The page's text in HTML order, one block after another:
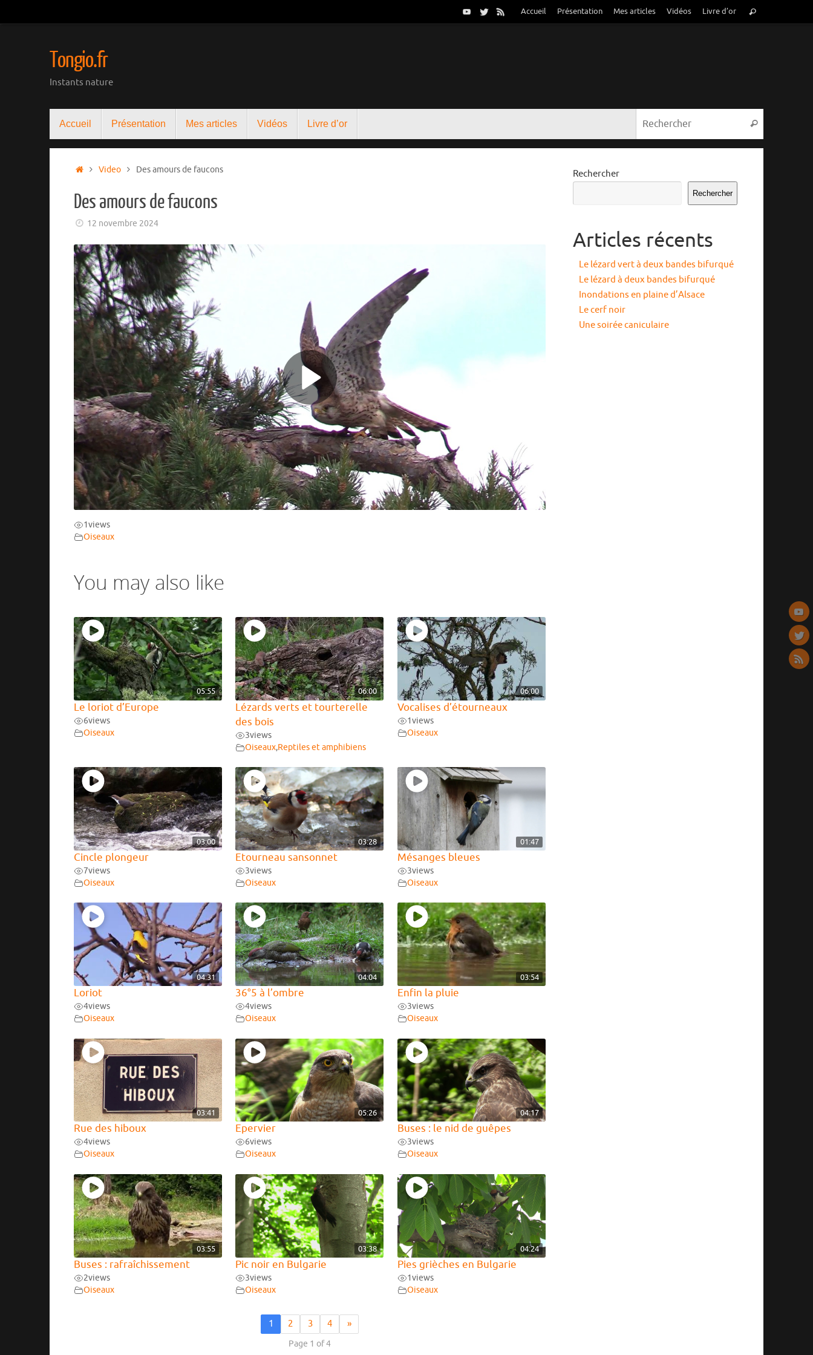
au
Accueil Présentation Mes articles Vidéos Livre d’or
pour
Rechercher
Tongio.fr
Instants nature
contenu
Accueil Présentation Mes articles Vidéos Livre d’or Rechercher
Accueil
Video Des amours de faucons
Des amours de faucons
12 novembre 2024
1views
Oiseaux
You may also like
05:55
Le loriot d’Europe
6views
Oiseaux
06:00
Lézards verts et tourterelle
des bois
3views
Oiseaux,Reptiles et amphibiens
06:00
Vocalises d’étourneaux
1views
Oiseaux
03:00
Cincle plongeur
7views
Oiseaux
03:28
Etourneau sansonnet
3views
Oiseaux
01:47
Mésanges bleues
3views
Oiseaux
04:31
Loriot
4views
Oiseaux
04:04
36°5 à l’ombre
4views
Oiseaux
03:54
Enfin la pluie
3views
Oiseaux
03:41
Rue des hiboux
4views
Oiseaux
05:26
Epervier
6views
Oiseaux
04:17
Buses : le nid de guêpes
3views
Oiseaux
03:55
Buses : rafraîchissement
2views
Oiseaux
03:38
Pic noir en Bulgarie
3views
Oiseaux
04:24
Pies grièches en Bulgarie
1views
Oiseaux
1 2 3 4 »
Page 1 of 4
Rechercher
Rechercher
Articles récents
Le lézard vert à deux bandes bifurqué
Le lézard à deux bandes bifurqué
Inondations en plaine d’Alsace
Le cerf noir
Une soirée caniculaire